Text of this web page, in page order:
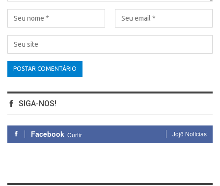
SIGA-NOS!
Facebook Curtir Jojô Notícias